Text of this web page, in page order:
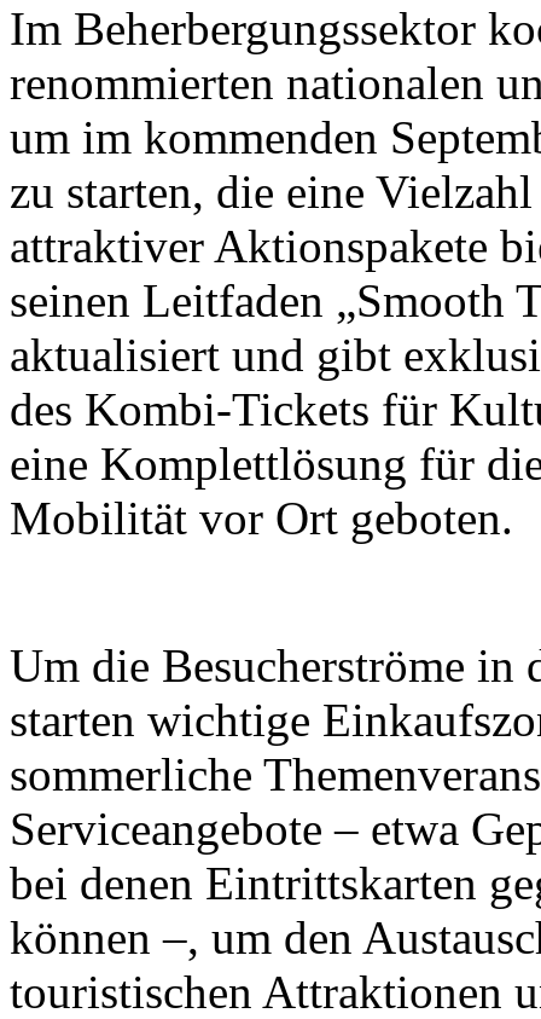
Im Beherbergungssektor
renommierten nationalen
um im kommenden
zu starten, die eine
attraktiver Aktionspakete
seinen Leitfaden „Smooth
aktualisiert und gibt
des Kombi-Tickets für
eine Komplettlösung für
Mobilität vor Ort geboten.
Um die Besucherströme in
starten wichtige
sommerliche
Serviceangebote – etwa
bei denen Eintrittskarten
können –, um den
touristischen Attraktionen